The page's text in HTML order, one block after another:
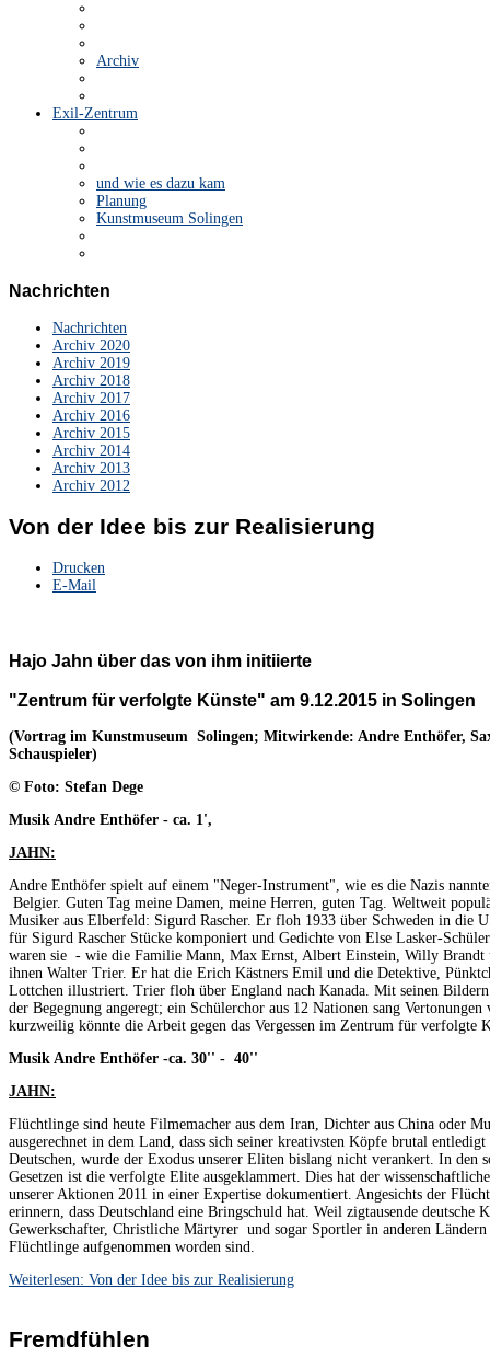
Archiv
Exil-Zentrum
und wie es dazu kam
Planung
Kunstmuseum Solingen
Nachrichten
Nachrichten
Archiv 2020
Archiv 2019
Archiv 2018
Archiv 2017
Archiv 2016
Archiv 2015
Archiv 2014
Archiv 2013
Archiv 2012
Von der Idee bis zur Realisierung
Drucken
E-Mail
Hajo Jahn über das von ihm initiierte
"Zentrum für verfolgte Künste" am 9.12.2015 in Solingen
(Vortrag im Kunstmuseum Solingen; Mitwirkende: Andre Enthöfer,
Schauspieler)
© Foto: Stefan Dege
Musik Andre Enthöfer - ca. 1',
JAHN:
Andre Enthöfer spielt auf einem "Neger-Instrument", wie es die Nazis
Belgier. Guten Tag meine Damen, meine Herren, guten Tag. Weltweit
Musiker aus Elberfeld: Sigurd Rascher. Er floh 1933 über Schweden in die
für Sigurd Rascher Stücke komponiert und Gedichte von Else Lasker-
waren sie - wie die Familie Mann, Max Ernst, Albert Einstein, Willy Brandt
ihnen Walter Trier. Er hat die Erich Kästners Emil und die Detektive,
Lottchen illustriert. Trier floh über England nach Kanada. Mit seinen
der Begegnung angeregt; ein Schülerchor aus 12 Nationen sang
kurzweilig könnte die Arbeit gegen das Vergessen im Zentrum für verfolgte
Musik Andre Enthöfer -ca. 30'' - 40''
JAHN:
Flüchtlinge sind heute Filmemacher aus dem Iran, Dichter aus China oder
ausgerechnet in dem Land, dass sich seiner kreativsten Köpfe brutal
Deutschen, wurde der Exodus unserer Eliten bislang nicht verankert. In den
Gesetzen ist die verfolgte Elite ausgeklammert. Dies hat der
unserer Aktionen 2011 in einer Expertise dokumentiert. Angesichts der
erinnern, dass Deutschland eine Bringschuld hat. Weil zigtausende deutsche
Gewerkschafter, Christliche Märtyrer und sogar Sportler in anderen
Flüchtlinge aufgenommen worden sind.
Weiterlesen: Von der Idee bis zur Realisierung
Fremdfühlen